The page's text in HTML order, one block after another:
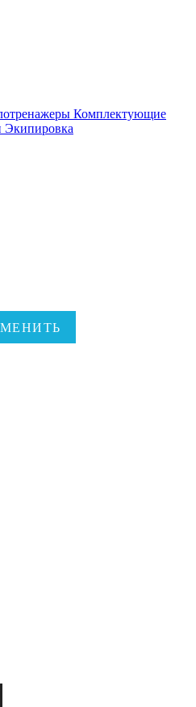
Комплектующие
Экипировка